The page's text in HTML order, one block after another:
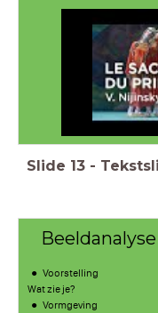
Slide 13 -
Beeldanalyse
Voorstelling
Wat zie je?
Vormgeving